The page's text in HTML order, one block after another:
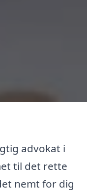
advokat i
til det rette
nemt for dig